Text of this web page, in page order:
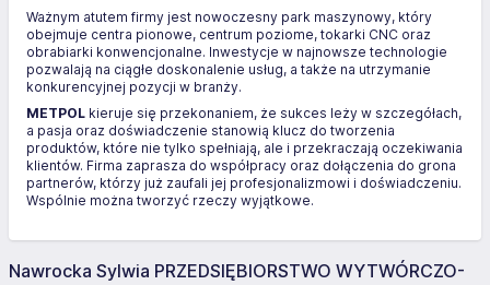
Ważnym atutem firmy jest nowoczesny park maszynowy, który
obejmuje centra pionowe, centrum poziome, tokarki CNC oraz
obrabiarki konwencjonalne. Inwestycje w najnowsze technologie
pozwalają na ciągłe doskonalenie usług, a także na utrzymanie
konkurencyjnej pozycji w branży.
METPOL kieruje się przekonaniem, że sukces leży w szczegółach,
a pasja oraz doświadczenie stanowią klucz do tworzenia
produktów, które nie tylko spełniają, ale i przekraczają oczekiwania
klientów. Firma zaprasza do współpracy oraz dołączenia do grona
partnerów, którzy już zaufali jej profesjonalizmowi i doświadczeniu.
Wspólnie można tworzyć rzeczy wyjątkowe.
Nawrocka Sylwia PRZEDSIĘBIORSTWO WYTWÓRCZO-